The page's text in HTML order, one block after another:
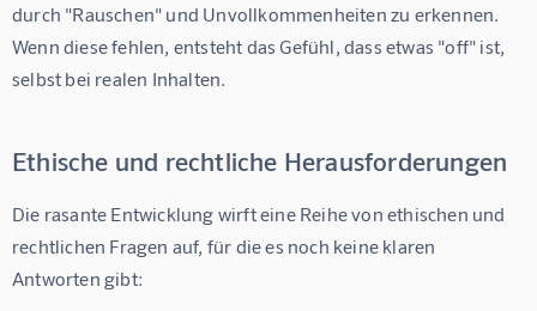
durch "Rauschen" und Unvollkommenheiten zu erkennen.
Wenn diese fehlen, entsteht das Gefühl, dass etwas "off" ist,
selbst bei realen Inhalten.
Ethische und rechtliche Herausforderungen
Die rasante Entwicklung wirft eine Reihe von ethischen und
rechtlichen Fragen auf, für die es noch keine klaren
Antworten gibt: